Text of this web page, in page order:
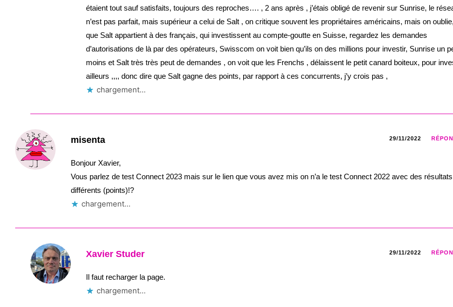
étaient tout sauf satisfaits, toujours des reproches…. , 2 ans après , j’étais obligé de revenir sur Sunrise, le
n’est pas parfait, mais supérieur a celui de Salt , on critique souvent les propriétaires américains, mais on oublie,
que Salt appartient à des français, qui investissent au compte-goutte en Suisse, regardez les demandes
d’autorisations de là par des opérateurs, Swisscom on voit bien qu’ils on des millions pour investir, Sunrise un
moins et Salt très très peut de demandes , on voit que les Frenchs , délaissent le petit canard boiteux, pour
ailleurs ,,,, donc dire que Salt gagne des points, par rapport à ces concurrents, j’y crois pas ,
chargement…
misenta 29/11/2022
Bonjour Xavier,
Vous parlez de test Connect 2023 mais sur le lien que vous avez mis on n’a le test Connect 2022 avec des résultats
différents (points)!?
chargement…
Xavier Studer 29/11/2022
Il faut recharger la page.
chargement…